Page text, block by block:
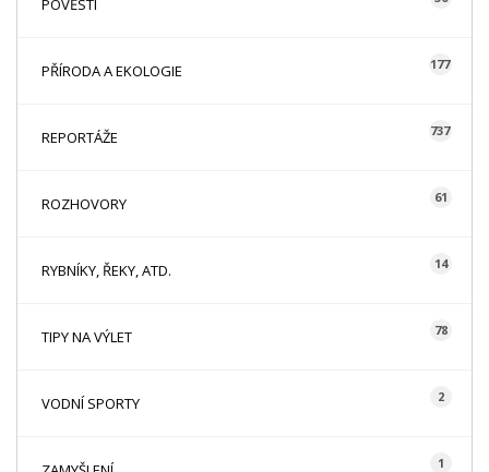
POVĚSTI
PŘÍRODA A EKOLOGIE 177
REPORTÁŽE 737
ROZHOVORY 61
RYBNÍKY, ŘEKY, ATD. 14
TIPY NA VÝLET 78
VODNÍ SPORTY 2
1